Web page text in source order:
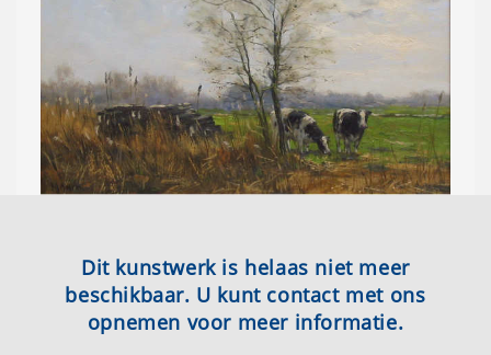
Dit kunstwerk is helaas niet meer
beschikbaar. U kunt contact met ons
opnemen voor meer informatie.